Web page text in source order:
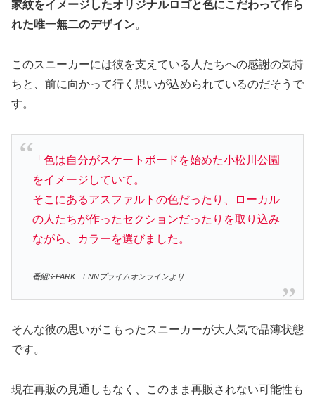
家紋をイメージしたオリジナルロゴと色にこだわって作ら
れた唯一無二のデザイン。
このスニーカーには彼を支えている人たちへの感謝の気持
ちと、前に向かって行く思いが込められているのだそうで
す。
「色は自分がスケートボードを始めた小松川公園
をイメージしていて。
そこにあるアスファルトの色だったり、ローカル
の人たちが作ったセクションだったりを取り込み
ながら、カラーを選びました。
番組S-PARK FNNプライムオンラインより
そんな彼の思いがこもったスニーカーが大人気で品薄状態
です。
現在再販の見通しもなく、このまま再販されない可能性も